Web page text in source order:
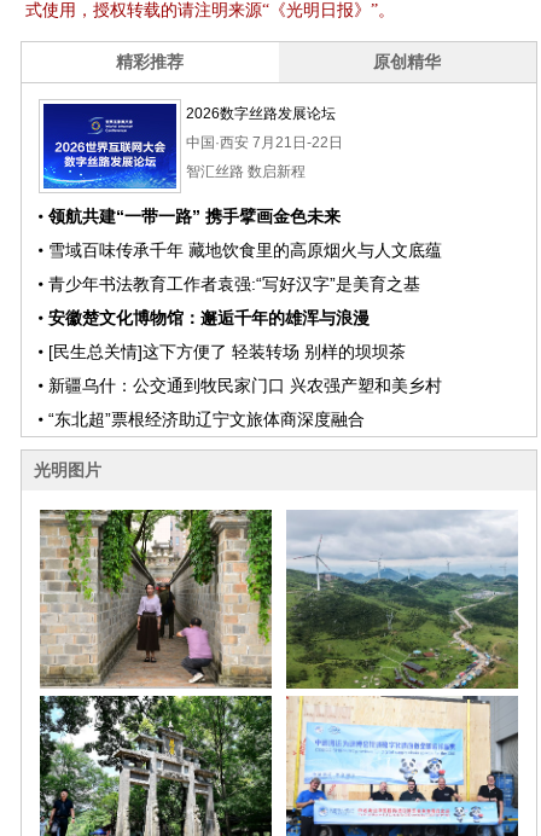
式使用，授权转载的请注明来源“《光明日报》”。